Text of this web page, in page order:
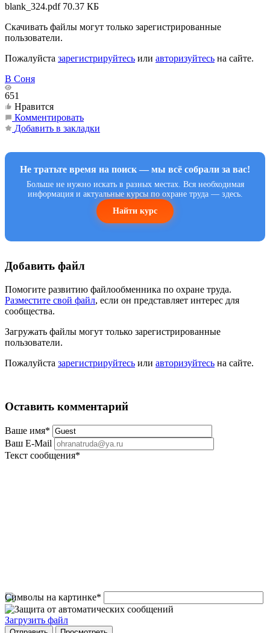
blank_324.pdf 70.37 КБ
Скачивать файлы могут только зарегистрированные
пользователи.
Пожалуйста зарегистрируйтесь или авторизуйтесь на сайте.
В Соня
651
Нравится
Комментировать
Добавить в закладки
Не тратьте время на поиск — мы всё собрали за вас!
Больше не нужно искать в разных местах. Вся необходимая
информация и актуальные курсы по охране труда — здесь.
Найти курс
Добавить файл
Помогите развитию файлообменника по охране труда.
Разместите свой файл, если он представляет интерес для
сообщества.
Загружать файлы могут только зарегистрированные
пользователи.
Пожалуйста зарегистрируйтесь или авторизуйтесь на сайте.
Оставить комментарий
Ваше имя*
Ваш E-Mail
Текст сообщения*
Символы на картинке*
Загрузить файл